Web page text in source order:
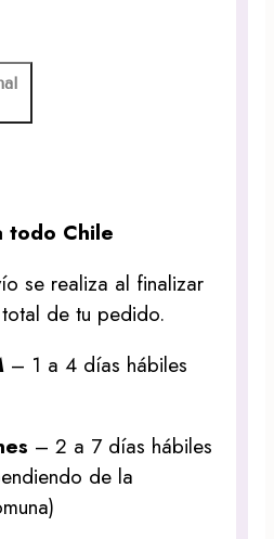
todo Chile
se realiza al finalizar
de tu pedido.
– 1 a 4 días hábiles
– 2 a 7 días hábiles
de la